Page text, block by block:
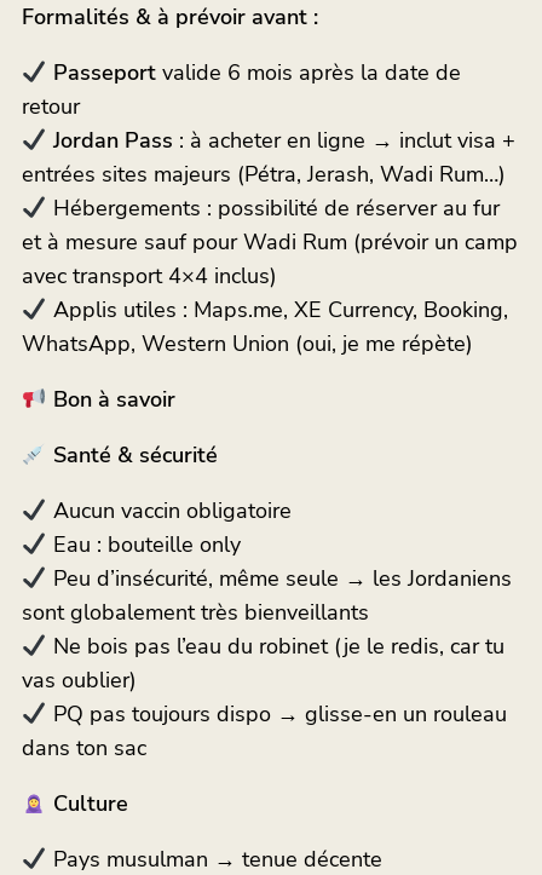
Formalités & à prévoir avant :
Passeportvalide 6 mois après la date de
retour
Jordan Pass : à acheter en ligne → inclut visa +
entrées sites majeurs (Pétra, Jerash, Wadi Rum…)
Hébergements : possibilité de réserver au fur
et à mesure sauf pour Wadi Rum (prévoir un camp
avec transport 4×4 inclus)
Applis utiles : Maps.me, XE Currency, Booking,
WhatsApp, Western Union (oui, je me répète)
Bon à savoir
Santé & sécurité
Aucun vaccin obligatoire
Eau : bouteille only
Peu d’insécurité, même seule → les Jordaniens
sont globalement très bienveillants
Ne bois pas l’eau du robinet (je le redis, car tu
vas oublier)
PQ pas toujours dispo → glisse-en un rouleau
dans ton sac
Culture
Pays musulman → tenue décente